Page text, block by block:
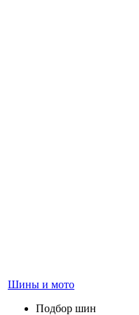
Шины и мото
Подбор шин